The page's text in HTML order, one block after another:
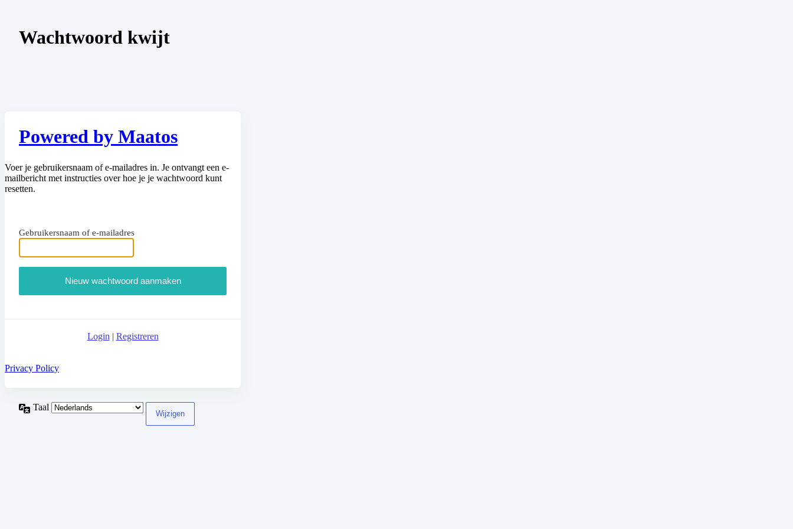
Wachtwoord kwijt
Powered by Maatos
Voer je gebruikersnaam of e-mailadres in. Je ontvangt een e-
mailbericht met instructies over hoe je je wachtwoord kunt
resetten.
Gebruikersnaam of e-mailadres
Login | Registreren
Privacy Policy
Taal